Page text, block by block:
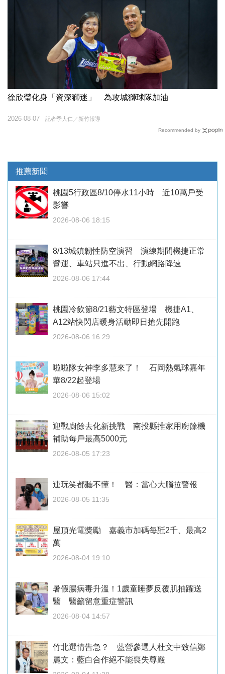
徐欣瑩化身「資深獅迷」 為攻城獅球隊加油
記者季大仁／新竹報導
2026-08-07
Recommended by
推薦新聞
桃園5行政區8/10停水11小時 近10萬戶受
影響
2026-08-06 18:15
8/13城鎮韌性防空演習 演練期間機捷正常
營運、車站只進不出、行動網路降速
2026-08-06 17:44
桃園冷飲節8/21藝文特區登場 機捷A1、
A12站快閃店暖身活動即日搶先開跑
2026-08-06 16:29
啦啦隊女神李多慧來了！ 石岡熱氣球嘉年
華8/22起登場
2026-08-06 15:02
迎戰廚餘去化新挑戰 南投縣推家用廚餘機
補助每戶最高5000元
2026-08-05 17:23
連玩笑都聽不懂！ 醫：當心大腦拉警報
2026-08-05 11:35
屋頂光電獎勵 嘉義市加碼每瓩2千、最高2
萬
2026-08-04 19:10
暑假腸病毒升溫！1歲童睡夢反覆肌抽躍送
醫 醫籲留意重症警訊
2026-08-04 14:57
竹北選情告急？ 藍營參選人杜文中致信鄭
麗文：藍白合作絕不能喪失尊嚴